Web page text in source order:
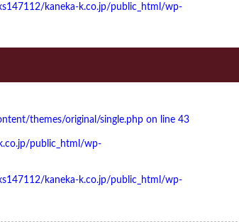
kaneka-k.co.jp/public_html/wp-
themes/original/single.php on line 43
public_html/wp-
kaneka-k.co.jp/public_html/wp-